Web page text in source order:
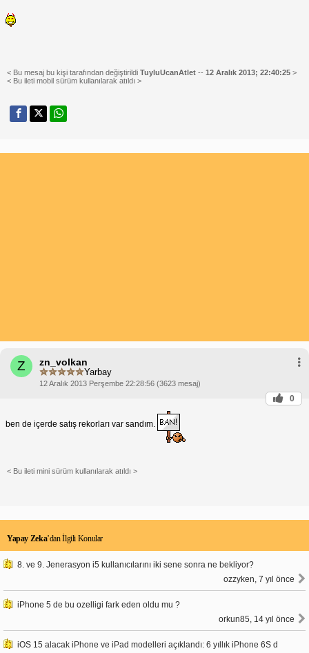
< Bu mesaj bu kişi tarafından değiştirildi TuyluUcanAtlet -- 12 Aralık 2013; 22:40:25 >
< Bu ileti mobil sürüm kullanılarak atıldı >
Z zn_volkan
Yarbay
12 Aralık 2013 Perşembe 22:28:56 (3623 mesaj)
0
ben de içerde satış rekorları var sandım.
< Bu ileti mini sürüm kullanılarak atıldı >
Yapay Zeka’dan İlgili Konular
8. ve 9. Jenerasyon i5 kullanıcılarını iki sene sonra ne bekliyor?
ozzyken, 7 yıl önce
iPhone 5 de bu ozelligi fark eden oldu mu ?
orkun85, 14 yıl önce
iOS 15 alacak iPhone ve iPad modelleri açıklandı: 6 yıllık iPhone 6S d